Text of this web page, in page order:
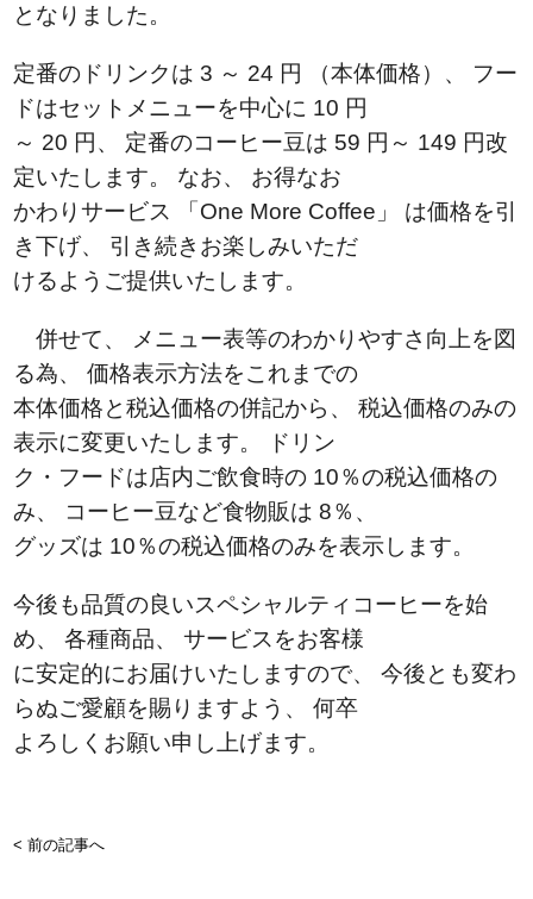
となりました。
定番のドリンクは 3 ～ 24 円 （本体価格）、 フー
ドはセットメニューを中心に 10 円
～ 20 円、 定番のコーヒー豆は 59 円～ 149 円改
定いたします。 なお、 お得なお
かわりサービス 「One More Coffee」 は価格を引
き下げ、 引き続きお楽しみいただ
けるようご提供いたします。
併せて、 メニュー表等のわかりやすさ向上を図
る為、 価格表示方法をこれまでの
本体価格と税込価格の併記から、 税込価格のみの
表示に変更いたします。 ドリン
ク・フードは店内ご飲食時の 10％の税込価格の
み、 コーヒー豆など食物販は 8％、
グッズは 10％の税込価格のみを表示します。
今後も品質の良いスペシャルティコーヒーを始
め、 各種商品、 サービスをお客様
に安定的にお届けいたしますので、 今後とも変わ
らぬご愛顧を賜りますよう、 何卒
よろしくお願い申し上げます。
< 前の記事へ